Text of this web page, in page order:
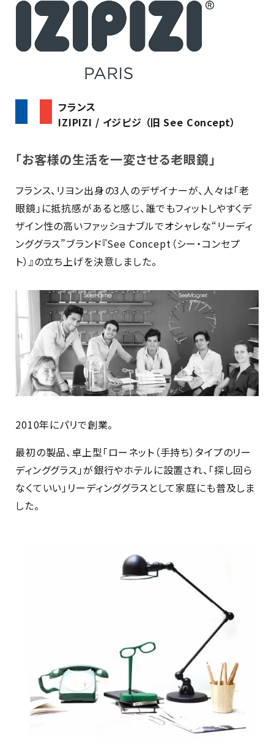
フランス
IZIPIZI / イジピジ （旧 See Concept）
「お客様の生活を一変させる老眼鏡」
フランス、リヨン出身の3人のデザイナーが、人々は「老
眼鏡」に抵抗感があると感じ、誰でもフィットしやすくデ
ザイン性の高いファッショナブルでオシャレな“リーディ
ンググラス”ブランド『See Concept（シー・コンセプ
ト）』の立ち上げを決意しました。
2010年にパリで創業。
最初の製品、卓上型「ローネット（手持ち）タイプのリー
ディンググラス」が銀行やホテルに設置され、「探し回ら
なくていい」リーディンググラスとして家庭にも普及しま
した。